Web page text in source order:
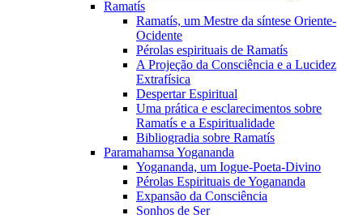
Ramatís
Ramatís, um Mestre da síntese Oriente-
Ocidente
Pérolas espirituais de Ramatís
A Projeção da Consciência e a Lucidez
Extrafísica
Despertar Espiritual
Uma prática e esclarecimentos sobre
Ramatís e a Espiritualidade
Bibliogradia sobre Ramatís
Paramahamsa Yogananda
Yogananda, um Iogue-Poeta-Divino
Pérolas Espirituais de Yogananda
Expansão da Consciência
Sonhos de Ser